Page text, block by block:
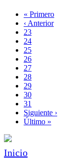
Paginación
Primera
página
« Primero
Página
anterior
‹ Anterior
Page
23
Page
24
Page
25
Page
26
Página
actual
27
Page
28
Page
29
Page
30
Page
31
Siguiente
página
Siguiente ›
Última
Último »
Inicio